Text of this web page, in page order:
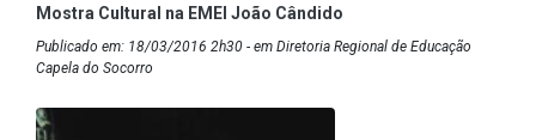
Mostra Cultural na EMEI João Cândido
Publicado em: 18/03/2016 2h30 - em Diretoria Regional de Educação
Capela do Socorro